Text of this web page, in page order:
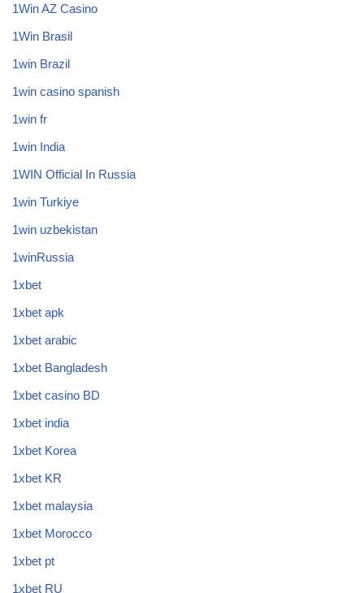
1Win AZ Casino
1Win Brasil
1win Brazil
1win casino spanish
1win fr
1win India
1WIN Official In Russia
1win Turkiye
1win uzbekistan
1winRussia
1xbet
1xbet apk
1xbet arabic
1xbet Bangladesh
1xbet casino BD
1xbet india
1xbet Korea
1xbet KR
1xbet malaysia
1xbet Morocco
1xbet pt
1xbet RU